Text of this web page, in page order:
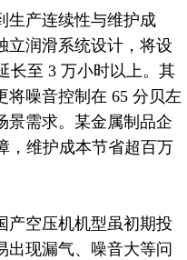
产连续性与维护成
立润滑系统设计，将设
长至 3 万小时以上。其
将噪音控制在 65 分贝左
景需求。某金属制品企
，维护成本节省超百万
空压机机型虽初期投
出现漏气、噪音大等问